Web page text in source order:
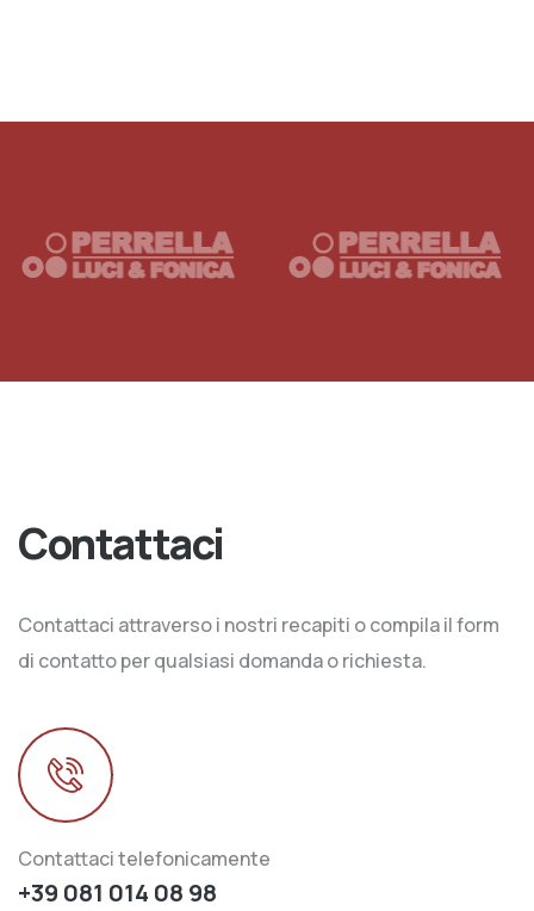
Contattaci
Contattaci attraverso i nostri recapiti o compila il form
di contatto per qualsiasi domanda o richiesta.
Contattaci telefonicamente
+39 081 014 08 98